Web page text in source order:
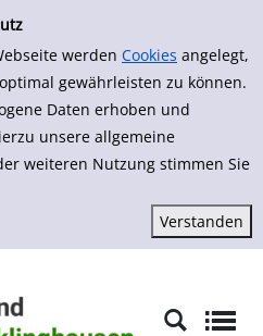
werden Cookies angelegt,
gewährleisten zu können.
Daten erhoben und
unsere allgemeine
weiteren Nutzung stimmen Sie